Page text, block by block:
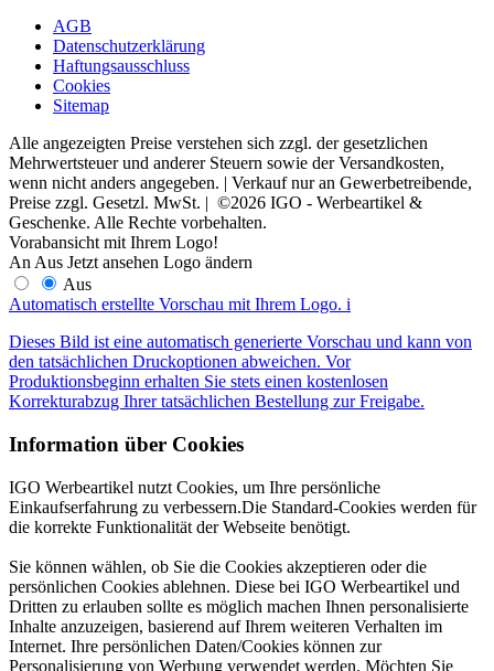
AGB
Datenschutzerklärung
Haftungsausschluss
Cookies
Sitemap
Alle angezeigten Preise verstehen sich zzgl. der gesetzlichen
Mehrwertsteuer und anderer Steuern sowie der Versandkosten,
wenn nicht anders angegeben. | Verkauf nur an Gewerbetreibende,
Preise zzgl. Gesetzl. MwSt. | ©2026 IGO - Werbeartikel &
Geschenke. Alle Rechte vorbehalten.
Vorabansicht mit Ihrem Logo!
An Aus Jetzt ansehen Logo ändern
Aus
Automatisch erstellte Vorschau mit Ihrem Logo. i
Dieses Bild ist eine automatisch generierte Vorschau und kann von
den tatsächlichen Druckoptionen abweichen. Vor
Produktionsbeginn erhalten Sie stets einen kostenlosen
Korrekturabzug Ihrer tatsächlichen Bestellung zur Freigabe.
Information über Cookies
IGO Werbeartikel nutzt Cookies, um Ihre persönliche
Einkaufserfahrung zu verbessern.Die Standard-Cookies werden für
die korrekte Funktionalität der Webseite benötigt.
Sie können wählen, ob Sie die Cookies akzeptieren oder die
persönlichen Cookies ablehnen. Diese bei IGO Werbeartikel und
Dritten zu erlauben sollte es möglich machen Ihnen personalisierte
Inhalte anzuzeigen, basierend auf Ihrem weiteren Verhalten im
Internet. Ihre persönlichen Daten/Cookies können zur
Personalisierung von Werbung verwendet werden. Möchten Sie